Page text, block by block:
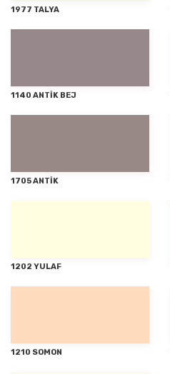
1977 TALYA
1140 ANTİK BEJ
1705 ANTİK
1202 YULAF
1210 SOMON